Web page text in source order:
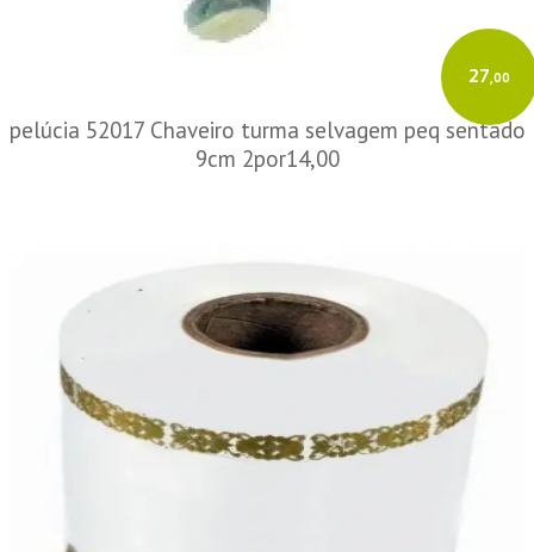
27,00
pelúcia 52017 Chaveiro turma selvagem peq sentado
9cm 2por14,00